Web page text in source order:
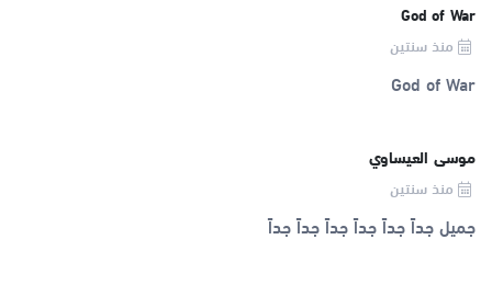
God of War
منذ سنتين
God of War
موسى العيساوي
منذ سنتين
جميل جداً جداً جداً جداً جداً جداً